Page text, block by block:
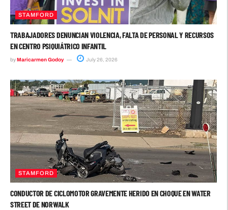
STAMFORD
TRABAJADORES DENUNCIAN VIOLENCIA, FALTA DE PERSONAL Y RECURSOS
EN CENTRO PSIQUIÁTRICO INFANTIL
byMaricarmen Godoy July 26, 2026
STAMFORD
CONDUCTOR DE CICLOMOTOR GRAVEMENTE HERIDO EN CHOQUE EN WATER
STREET DE NORWALK